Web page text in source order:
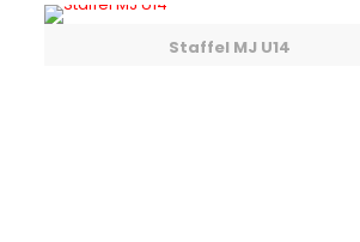
Staffel MJ U14